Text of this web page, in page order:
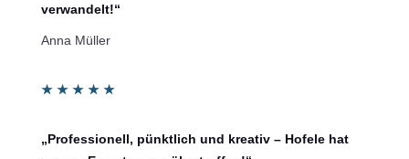
verwandelt!“
Anna Müller
★ ★ ★ ★ ★
„Professionell, pünktlich und kreativ – Hofele hat